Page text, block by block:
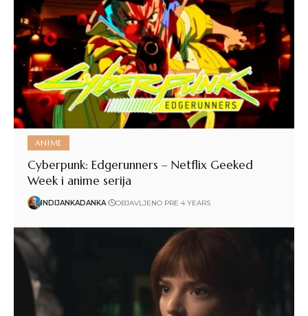
ANIME
Cyberpunk: Edgerunners – Netflix Geeked
Week i anime serija
INDIJANKADANKA OBJAVLJENO PRE 4 YEARS